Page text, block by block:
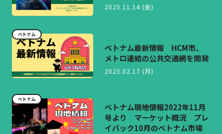
2025.11.14 (金)
ベトナム
ベトナム最新情報 HCM市、
メトロ連結の公共交通網を開発
2025.02.17 (月)
ベトナム
ベトナム現地情報2022年11月
号より マーケット概況 プレ
イバック10月のベトナム市場